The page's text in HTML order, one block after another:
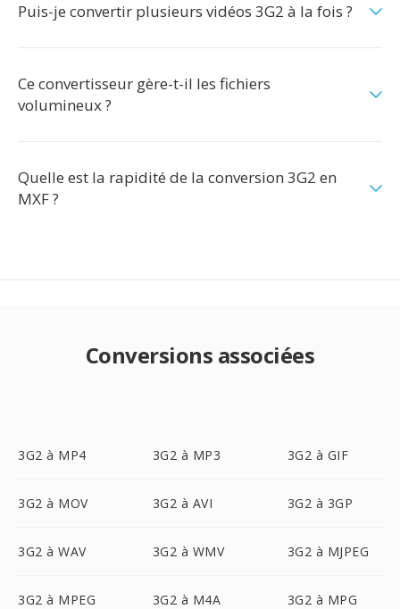
Puis-je convertir plusieurs vidéos 3G2 à la fois ?
Ce convertisseur gère-t-il les fichiers
volumineux ?
Quelle est la rapidité de la conversion 3G2 en
MXF ?
Conversions associées
3G2 à MP4 3G2 à MP3 3G2 à GIF
3G2 à MOV 3G2 à AVI 3G2 à 3GP
3G2 à WAV 3G2 à WMV 3G2 à MJPEG
3G2 à MPEG 3G2 à M4A 3G2 à MPG